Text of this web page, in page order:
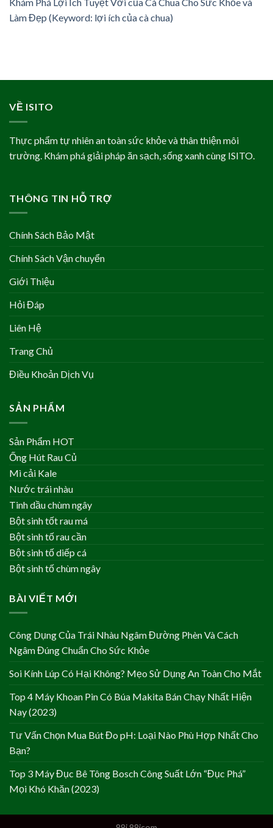
Làm Đẹp (Keyword: lợi ích của cà chua)
VỀ ISITO
Thực phẩm tự nhiên an toàn sức khỏe và thân thiện môi
trường. Khám phá giải pháp ăn sạch, sống xanh cùng ISITO.
THÔNG TIN HỖ TRỢ
Chính Sách Bảo Mật
Chính Sách Vận chuyển
Giới Thiệu
Hỏi Đáp
Liên Hệ
Trang Chủ
Điều Khoản Dịch Vụ
SẢN PHẨM
Sản Phẩm HOT
Ống Hút Rau Củ
Mì cải Kale
Nước trái nhàu
Tinh dầu chùm ngây
Bột sinh tốt rau má
Bột sinh tố rau cần
Bột sinh tố diếp cá
Bột sinh tố chùm ngây
BÀI VIẾT MỚI
Công Dụng Của Trái Nhàu Ngâm Đường Phèn Và Cách
Ngâm Đúng Chuẩn Cho Sức Khỏe
Soi Kính Lúp Có Hại Không? Mẹo Sử Dụng An Toàn Cho Mắt
Top 4 Máy Khoan Pin Có Búa Makita Bán Chạy Nhất Hiện
Nay (2023)
Tư Vấn Chọn Mua Bút Đo pH: Loại Nào Phù Hợp Nhất Cho
Bạn?
Top 3 Máy Đục Bê Tông Bosch Công Suất Lớn “Đục Phá”
Mọi Khó Khăn (2023)